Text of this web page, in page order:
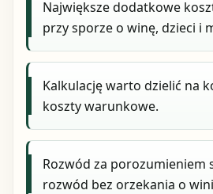
Największe dodatkowe
przy sporze o winę, dzieci i
Kalkulację warto dzielić na
koszty warunkowe.
Rozwód za porozumieniem
rozwód bez orzekania o